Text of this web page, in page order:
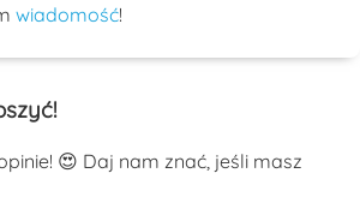
wiadomość!
😍 Daj nam znać, jeśli masz